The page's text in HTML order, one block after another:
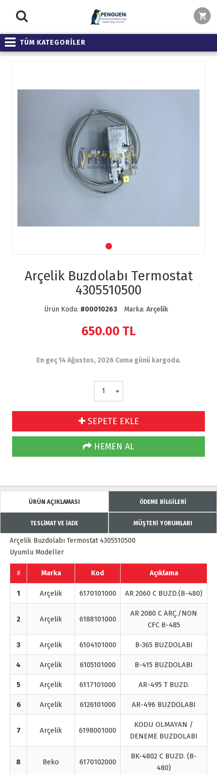
TÜM KATEGORİLER
Arçelik Buzdolabı Termostat
4305510500
Ürün Kodu: #00010263 Marka: Arçelik
650.00 TL
En geç 14 Ağustos, 2026 Cuma günü kargoda.
SEPETE EKLE
HEMEN AL
ÜRÜN AÇIKLAMASI ÖDEME BİLGİLERİ
TESLİMAT VE İADE MÜŞTERİ YORUMLARI
Arçelik Buzdolabı Termostat 4305510500
Uyumlu Modeller
# Marka Kod Açıklama
1 Arçelik 6170101000 AR 2060 C BUZD.(B-480)
2 Arçelik 6188101000
AR 2080 C ARÇ./NON
CFC B-485
3 Arçelik 6104101000 B-365 BUZDOLABI
4 Arçelik 6105101000 B-415 BUZDOLABI
5 Arçelik 6117101000 AR-495 T BUZD.
6 Arçelik 6126101000 AR-496 BUZDOLABI
7 Arçelik 6198001000
KODU OLMAYAN /
DENEME BUZDOLABI
8 Beko 6170102000
BK-4802 C BUZD. (B-
480)